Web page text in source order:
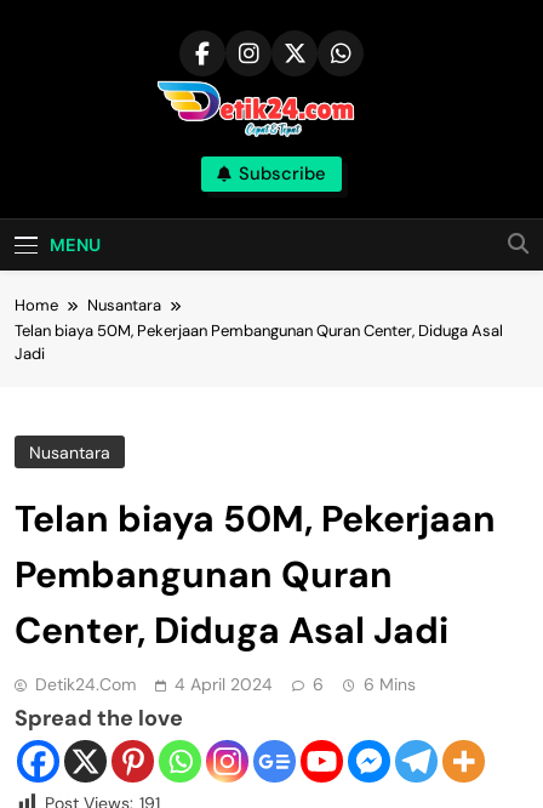
Subscribe
MENU
Home
Nusantara
Telan biaya 50M, Pekerjaan Pembangunan Quran Center, Diduga Asal
Jadi
Nusantara
Telan biaya 50M, Pekerjaan
Pembangunan Quran
Center, Diduga Asal Jadi
Detik24.com 4 April 2024 6 6 Mins
Spread the love